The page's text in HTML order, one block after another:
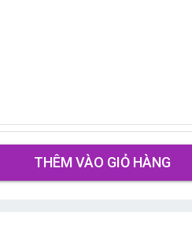
THÊM VÀO GIỎ HÀNG